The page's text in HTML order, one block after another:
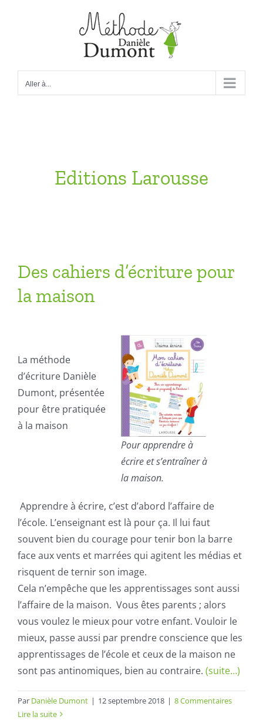
Aller à...
Editions Larousse
Des cahiers d’écriture pour
la maison
La méthode
d’écriture Danièle
Dumont, présentée
pour être pratiquée
à la maison
Pour apprendre à
écrire et s’entraîner à
la maison.
Apprendre à écrire, c’est d’abord l’affaire de
l’école. L’enseignant est là pour ça. Il lui faut
souvent bien du courage pour tenir bon la barre
face aux vents et marrées qui agitent les médias et
risquent de ternir son image.
Cela n’empêche que les apprentissages sont aussi
l’affaire de la maison. Vous êtes parents ; alors
vous voulez le mieux pour votre enfant. Vouloir le
mieux, passe aussi par prendre conscience que les
apprentissages de l’école et ceux de la maison ne
sont pas antinomiques, bien au contraire. (suite…)
Par Danièle Dumont | 12 septembre 2018 | 8 Commentaires
Lire la suite